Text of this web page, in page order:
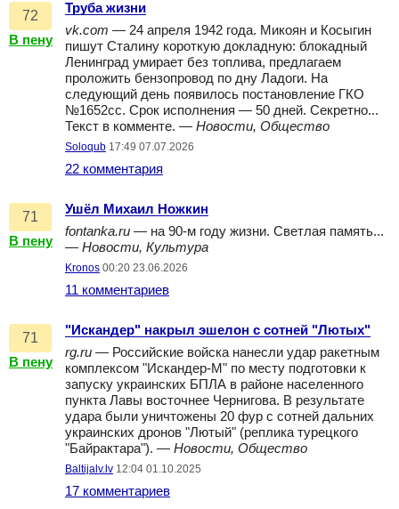
72
В пену
Труба жизни
vk.com — 24 апреля 1942 года. Микоян и Косыгин
пишут Сталину короткую докладную: блокадный
Ленинград умирает без топлива, предлагаем
проложить бензопровод по дну Ладоги. На
следующий день появилось постановление ГКО
№1652сс. Срок исполнения — 50 дней. Секретно...
Текст в комменте. — Новости, Общество
Soloqub 17:49 07.07.2026
22 комментария
71
В пену
Ушёл Михаил Ножкин
fontanka.ru — на 90-м году жизни. Светлая память...
— Новости, Культура
Kronos 00:20 23.06.2026
11 комментариев
71
В пену
"Искандер" накрыл эшелон с сотней "Лютых"
rg.ru — Российские войска нанесли удар ракетным
комплексом "Искандер-М" по месту подготовки к
запуску украинских БПЛА в районе населенного
пункта Лавы восточнее Чернигова. В результате
удара были уничтожены 20 фур с сотней дальних
украинских дронов "Лютый" (реплика турецкого
"Байрактара"). — Новости, Общество
Baltijalv.lv 12:04 01.10.2025
17 комментариев